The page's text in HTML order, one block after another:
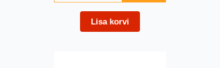
Lisa korvi